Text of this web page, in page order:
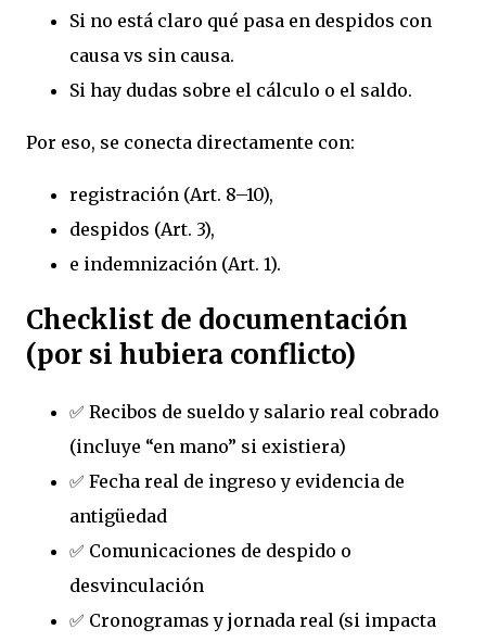
Si no está claro qué pasa en despidos con
causa vs sin causa.
Si hay dudas sobre el cálculo o el saldo.
Por eso, se conecta directamente con:
registración (Art. 8–10),
despidos (Art. 3),
e indemnización (Art. 1).
Checklist de documentación
(por si hubiera conflicto)
✅ Recibos de sueldo y salario real cobrado
(incluye “en mano” si existiera)
✅ Fecha real de ingreso y evidencia de
antigüedad
✅ Comunicaciones de despido o
desvinculación
✅ Cronogramas y jornada real (si impacta